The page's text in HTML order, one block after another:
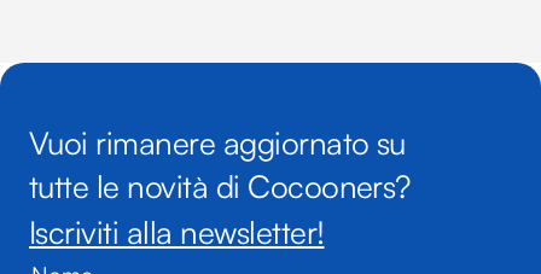
Vuoi rimanere aggiornato su
tutte le novità di Cocooners?
Iscriviti alla newsletter!